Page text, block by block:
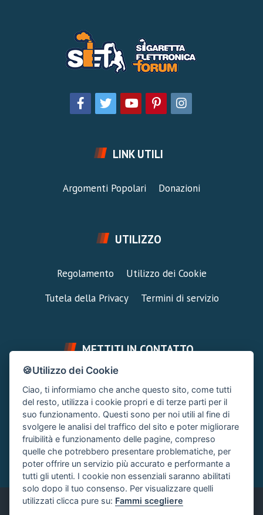
LINK UTILI
Argomenti Popolari Donazioni
UTILIZZO
Regolamento
Utilizzo dei Cookie
Tutela della Privacy
Termini di servizio
METTITI IN CONTATTO
FAI UNA DOMANDA
Chiedi un Consiglio
Area Ticket
CONTATTA L'AMMINISTRAZIONE
Clicca quì
Italiano
🍪Utilizzo dei Cookie
Ciao, ti informiamo che anche questo sito, come tutti
del resto, utilizza i cookie propri e di terze parti per il
suo funzionamento. Questi sono per noi utili al fine di
svolgere le analisi del traffico del sito e poter migliorare
fruibilità e funzionamento delle pagine, compreso
quelle che potrebbero presentare problematiche, per
poter offrire un servizio più accurato e performante a
tutti gli utenti. I cookie non essenziali saranno abilitati
solo dopo il tuo consenso. Per visualizzare quelli
utilizzati clicca pure su: Fammi scegliere